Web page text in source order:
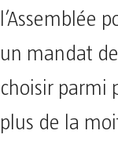
l’Assemblée
un mandat
choisir parmi
plus de la